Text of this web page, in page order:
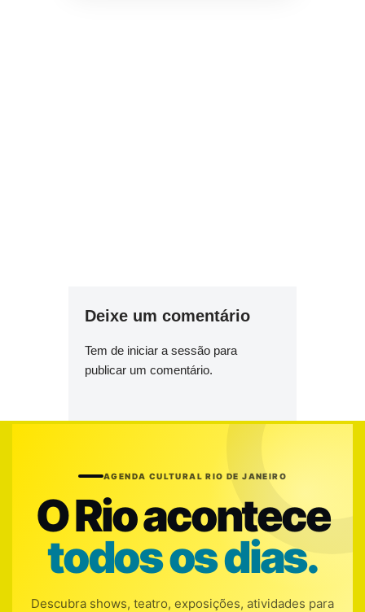
Deixe um comentário
Tem de iniciar a sessão para
publicar um comentário.
AGENDA CULTURAL RIO DE JANEIRO
O Rio acontece
todos os dias.
Descubra shows, teatro, exposições, atividades para